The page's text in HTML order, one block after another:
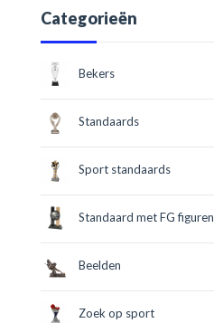
Categorieën
Bekers
Standaards
Sport standaards
Standaard met FG figuren
Beelden
Zoek op sport